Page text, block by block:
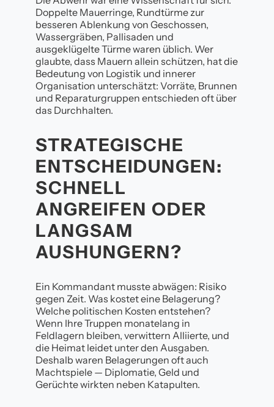
Doppelte Mauerringe, Rundtürme zur
besseren Ablenkung von Geschossen,
Wassergräben, Pallisaden und
ausgeklügelte Türme waren üblich. Wer
glaubte, dass Mauern allein schützen, hat die
Bedeutung von Logistik und innerer
Organisation unterschätzt: Vorräte, Brunnen
und Reparaturgruppen entschieden oft über
das Durchhalten.
STRATEGISCHE
ENTSCHEIDUNGEN:
SCHNELL
ANGREIFEN ODER
LANGSAM
AUSHUNGERN?
Ein Kommandant musste abwägen: Risiko
gegen Zeit. Was kostet eine Belagerung?
Welche politischen Kosten entstehen?
Wenn Ihre Truppen monatelang in
Feldlagern bleiben, verwittern Alliierte, und
die Heimat leidet unter den Ausgaben.
Deshalb waren Belagerungen oft auch
Machtspiele — Diplomatie, Geld und
Gerüchte wirkten neben Katapulten.